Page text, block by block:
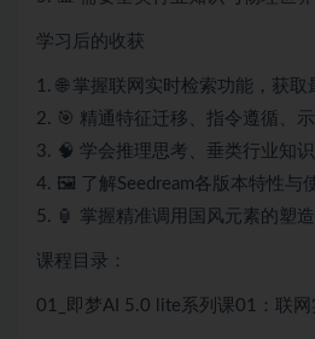
学习后的收获
1. 🌐 掌握联网实时检索功能，获
2. 🎯 精通特征迁移、指令遵循、
3. 🧠 学会推理思考、垂类行业知
4. 🖼️ 了解Seedream各版本特性与
5. 🏮 掌握精准调用国风元素的塑
课程目录：
01_即梦AI 5.0 lite系列课01：联